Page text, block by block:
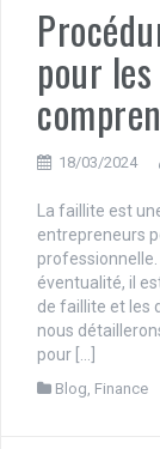
pour
18/03/2024
La faillite est
entrepreneurs
éventualité, il
de faillite et les
nous
pour […]
Blog, Finance